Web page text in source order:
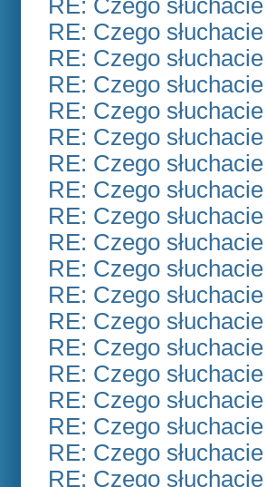
RE: Czego
RE: Czego
RE: Czego
RE: Czego
RE: Czego
RE: Czego
RE: Czego
RE: Czego
RE: Czego
RE: Czego
RE: Czego
RE: Czego
RE: Czego
RE: Czego
RE: Czego
RE: Czego
RE: Czego
RE: Czego
RE: Czego